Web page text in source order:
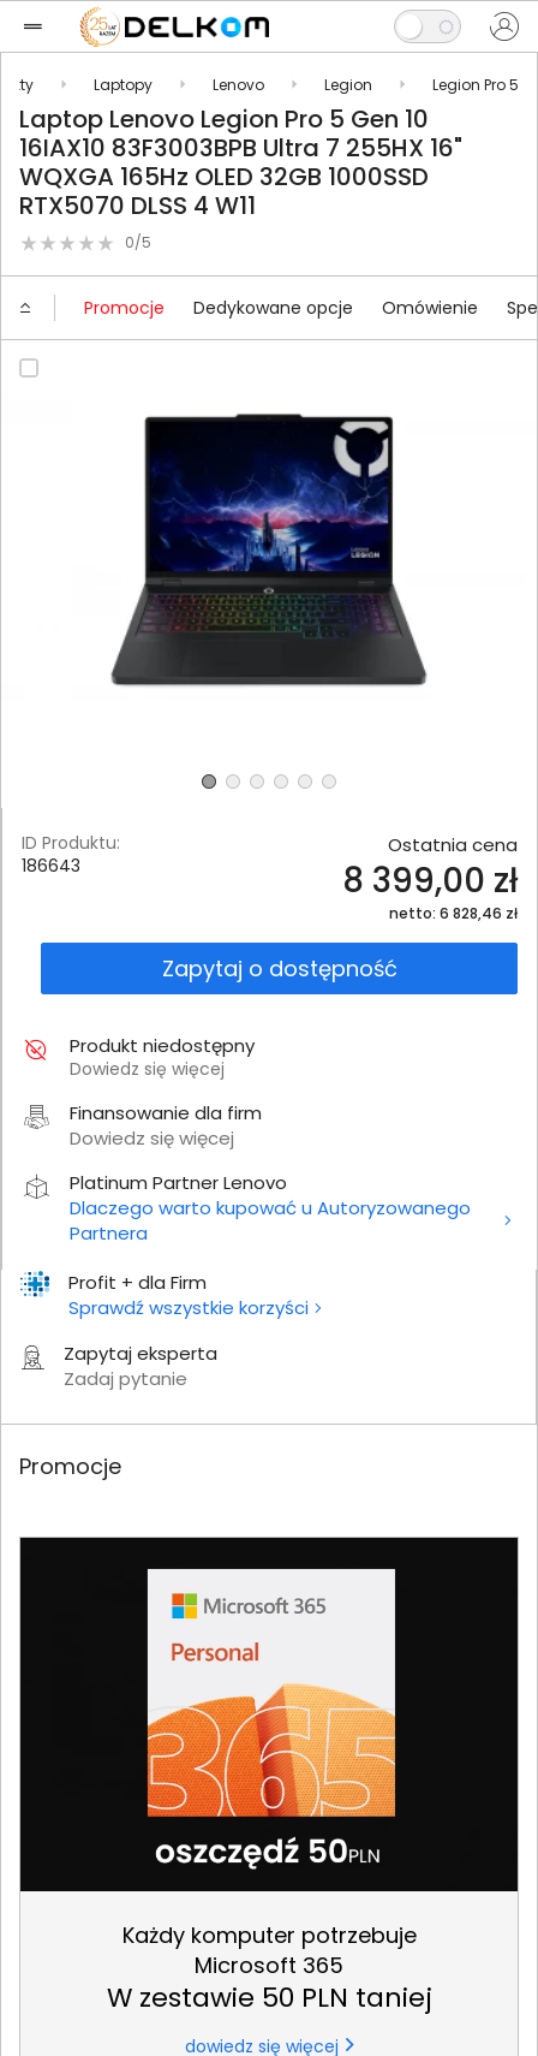
Laptopy Lenovo Legion Legion Pro 5
Laptop Lenovo Legion Pro 5 Gen 10
16IAX10 83F3003BPB Ultra 7 255HX 16"
WQXGA 165Hz OLED 32GB 1000SSD
RTX5070 DLSS 4 W11
0/5
Promocje Dedykowane opcje Omówienie
Profit + dla Firm
Sprawdź wszystkie korzyści
Zapytaj eksperta
Zadaj pytanie
ID Produktu:
186643
Ostatnia cena
8 399,00 zł
netto: 6 828,46 zł
Zapytaj o dostępność
Produkt niedostępny
Dowiedz się więcej
Finansowanie dla firm
Dowiedz się więcej
Platinum Partner Lenovo
Dlaczego warto kupować u Autoryzowanego
Partnera
Promocje
Każdy komputer potrzebuje
Microsoft 365
W zestawie 50 PLN taniej
dowiedz się więcej